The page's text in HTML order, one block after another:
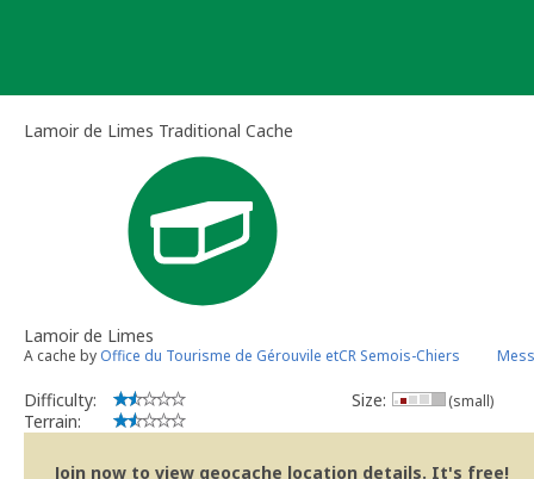
Lamoir de Limes Traditional Cache
Lamoir de Limes
A cache by Office du Tourisme de Gérouvile etCR Semois-Chiers
Difficulty:
Terrain:
Size: (small)
Join now to view geocache location details. It's free!